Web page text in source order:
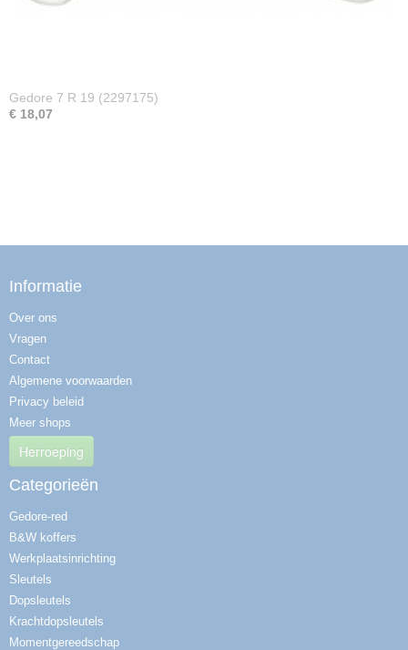
Gedore 7 R 19 (2297175)
€ 18,07
Informatie
Over ons
Vragen
Contact
Algemene voorwaarden
Privacy beleid
Meer shops
Herroeping
Categorieën
Gedore-red
B&W koffers
Werkplaatsinrichting
Sleutels
Dopsleutels
Krachtdopsleutels
Momentgereedschap